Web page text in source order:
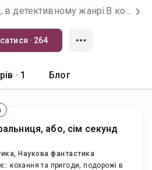
Пишу в цілому- СЛЕШ, в детективному жанрі.В кого є бажання, до мене можна постукати - miriadafaer@gmail.com
Підписатися · 264
· 1 Блог
або, сім секунд
Наукова фантастика
кохання та пригоди, подорожі в